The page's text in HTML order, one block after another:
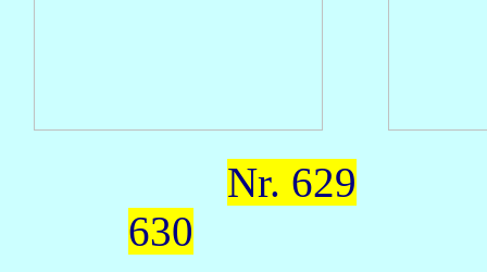
Nr. 629
630